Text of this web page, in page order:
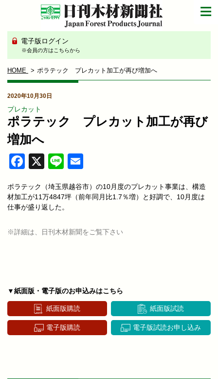
電子版ログイン
※会員の方はこちらから
HOME ポラテック プレカット加工が再び増加へ
2020年10月30日
プレカット
ポラテック プレカット加工が再び
増加へ
Facebook
X Line
ポラテック（埼玉県越谷市）の10月度のプレカット事業は、構造
材加工が11万4847坪（前年同月比1.7％増）と好調で、10月度は
仕事が盛り返した。
※詳細は、日刊木材新聞をご覧下さい
▼紙面版・電子版のお申込みはこちら
紙面版購読 紙面版試読
電子版購読 電子版試読お申し込み